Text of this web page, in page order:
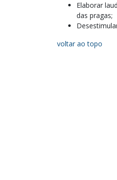
Elaborar
das pragas;
voltar ao topo